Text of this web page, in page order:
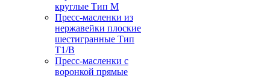
круглые Тип M
Пресс-масленки из
нержавейки плоские
шестигранные Тип
T1/B
Пресс-масленки с
воронкой прямые